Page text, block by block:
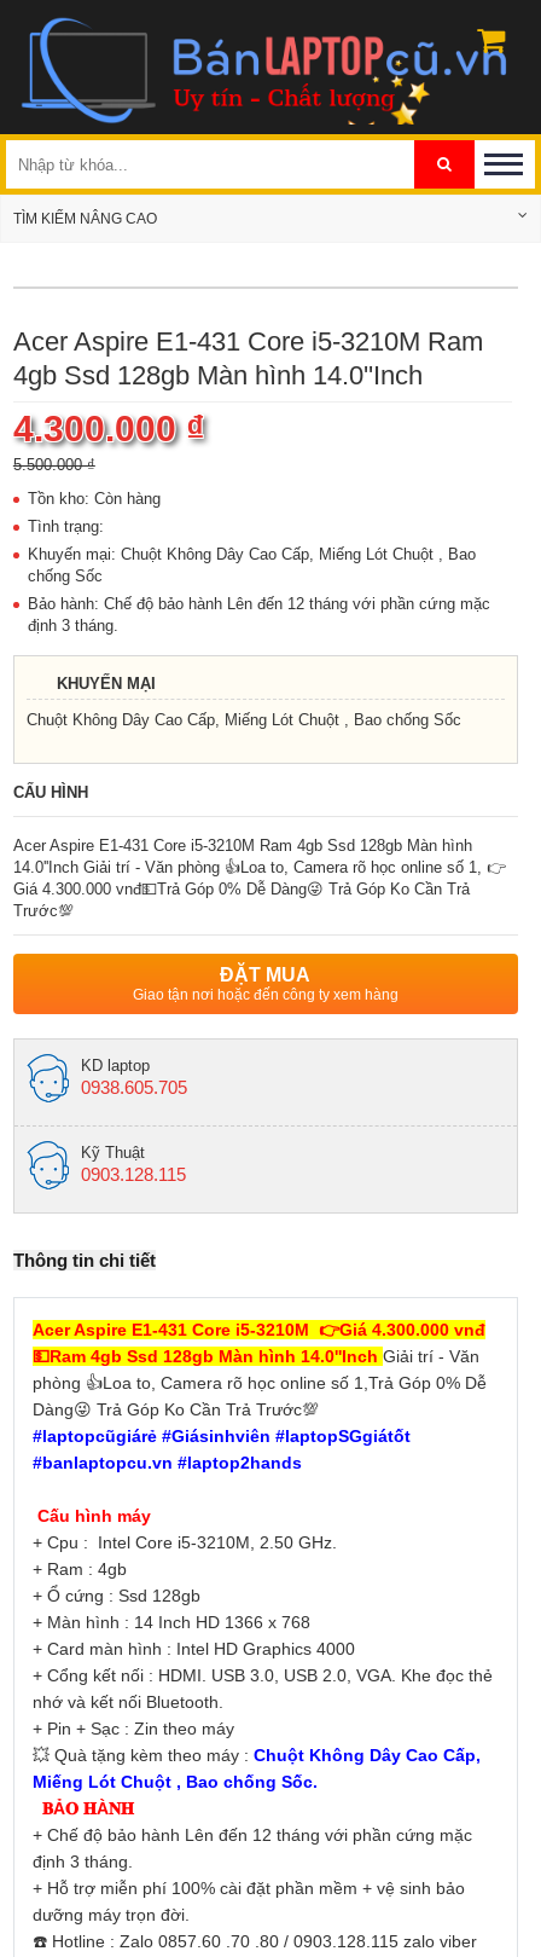
TÌM KIẾM NÂNG CAO
Acer Aspire E1-431 Core i5-3210M Ram
4gb Ssd 128gb Màn hình 14.0''Inch
4.300.000 ₫
5.500.000 ₫
Tồn kho: Còn hàng
Tình trạng:
Khuyến mại: Chuột Không Dây Cao Cấp, Miếng Lót Chuột , Bao
chống Sốc
Bảo hành: Chế độ bảo hành Lên đến 12 tháng với phần cứng mặc
định 3 tháng.
KHUYẾN MẠI
Chuột Không Dây Cao Cấp, Miếng Lót Chuột , Bao chống Sốc
CẤU HÌNH
Acer Aspire E1-431 Core i5-3210M Ram 4gb Ssd 128gb Màn hình
14.0''Inch Giải trí - Văn phòng 👍Loa to, Camera rõ học online số 1, 👉
Giá 4.300.000 vnđ💵Trả Góp 0% Dễ Dàng😜 Trả Góp Ko Cần Trả
Trước💯
ĐẶT MUA
Giao tận nơi hoặc đến công ty xem hàng
KD laptop
0938.605.705
Kỹ Thuật
0903.128.115
Thông tin chi tiết
Acer Aspire E1-431 Core i5-3210M 👉Giá 4.300.000 vnđ
💵Ram 4gb Ssd 128gb Màn hình 14.0''Inch Giải trí - Văn
phòng 👍Loa to, Camera rõ học online số 1,Trả Góp 0% Dễ
Dàng😜 Trả Góp Ko Cần Trả Trước💯
#laptopcũgiárẻ #Giásinhviên #laptopSGgiátốt
#banlaptopcu.vn #laptop2hands
Cấu hình máy
+ Cpu : Intel Core i5-3210M, 2.50 GHz.
+ Ram : 4gb
+ Ổ cứng : Ssd 128gb
+ Màn hình : 14 Inch HD 1366 x 768
+ Card màn hình : Intel HD Graphics 4000
+ Cổng kết nối : HDMI. USB 3.0, USB 2.0, VGA. Khe đọc thẻ
nhớ và kết nối Bluetooth.
+ Pin + Sạc : Zin theo máy
💥 Quà tặng kèm theo máy : Chuột Không Dây Cao Cấp,
Miếng Lót Chuột , Bao chống Sốc.
𝐁Ả𝐎 𝐇À𝐍𝐇
+ Chế độ bảo hành Lên đến 12 tháng với phần cứng mặc
định 3 tháng.
+ Hỗ trợ miễn phí 100% cài đặt phần mềm + vệ sinh bảo
dưỡng máy trọn đời.
☎️ Hotline : Zalo 0857.60 .70 .80 / 0903.128.115 zalo viber